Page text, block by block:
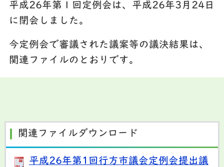
平成26年第１回定例会は、平成26年3月24日
に閉会しました。
今定例会で審議された議案等の議決結果は、
関連ファイルのとおりです。
関連ファイルダウンロード
平成26年第1回行方市議会定例会提出議